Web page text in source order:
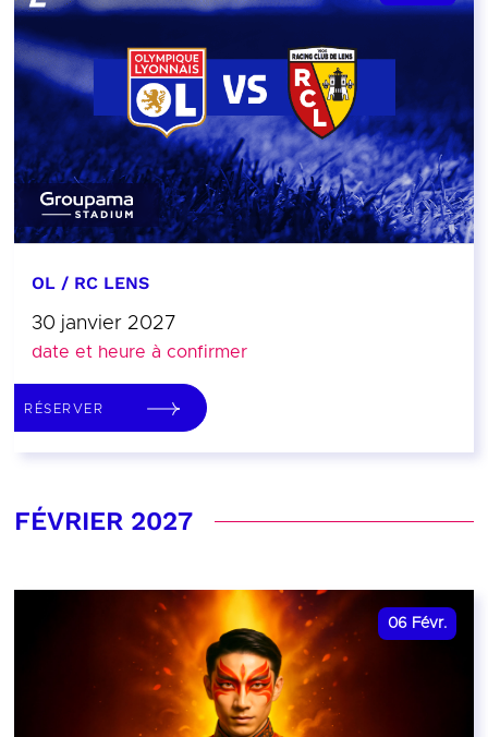
OL / RC LENS
30 janvier 2027
date et heure à confirmer
RÉSERVER
FÉVRIER 2027
06 Févr.